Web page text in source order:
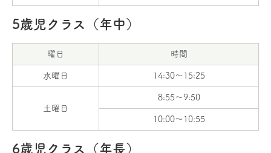
5歳児クラス（年中）
曜日 時間
水曜日 14:30～15:25
土曜日
8:55～9:50
10:00～10:55
6歳児クラス（年長）